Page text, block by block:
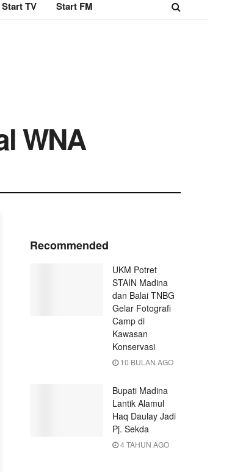
Start TV Start FM
WNA
Recommended
UKM Potret
STAIN Madina
dan Balai TNBG
Gelar Fotografi
Camp di
Kawasan
Konservasi
10 BULAN AGO
Bupati Madina
Lantik Alamul
Haq Daulay Jadi
Pj. Sekda
4 TAHUN AGO